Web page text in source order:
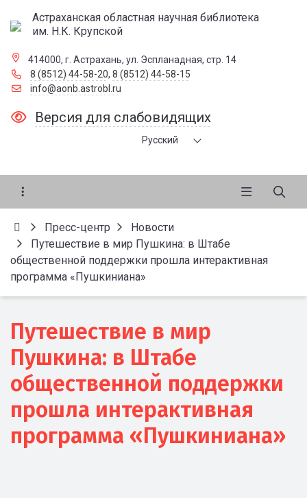
Астраханская областная научная библиотека
им. Н.К. Крупской
414000, г. Астрахань, ул. Эспланадная, стр. 14
8 (8512) 44-58-20, 8 (8512) 44-58-15
info@aonb.astrobl.ru
Версия для слабовидящих
Русский
Пресс-центр
Новости
Путешествие в мир Пушкина: в Штабе
общественной поддержки прошла интерактивная
программа «Пушкиниана»
Путешествие в мир
Пушкина: в Штабе
общественной поддержки
прошла интерактивная
программа «Пушкиниана»